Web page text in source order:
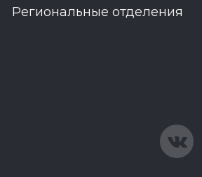
Региональные отделения